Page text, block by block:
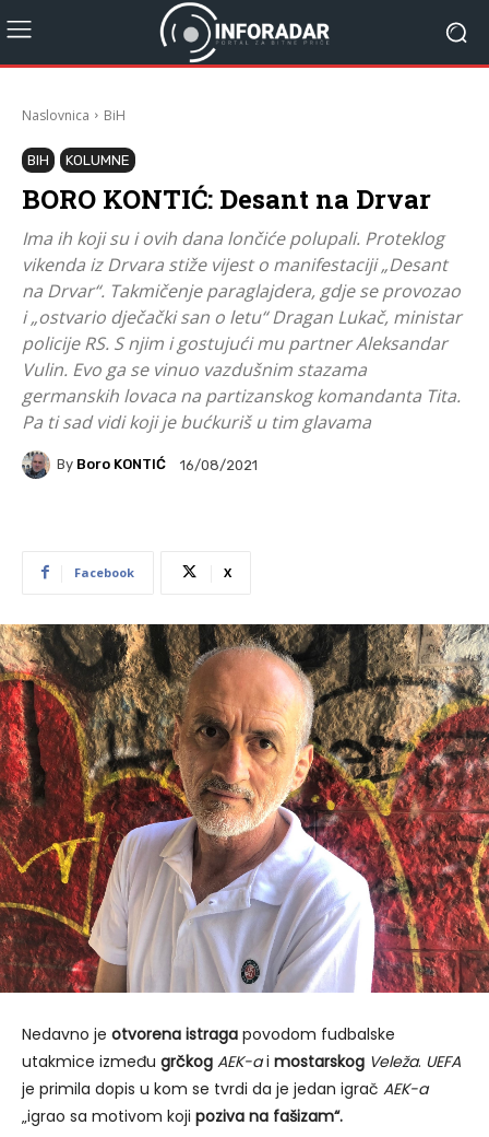
Naslovnica BiH
BIH KOLUMNE
BORO KONTIĆ: Desant na Drvar
Ima ih koji su i ovih dana lončiće polupali. Proteklog
vikenda iz Drvara stiže vijest o manifestaciji „Desant
na Drvar“. Takmičenje paraglajdera, gdje se provozao
i „ostvario dječački san o letu“ Dragan Lukač, ministar
policije RS. S njim i gostujući mu partner Aleksandar
Vulin. Evo ga se vinuo vazdušnim stazama
germanskih lovaca na partizanskog komandanta Tita.
Pa ti sad vidi koji je bućkuriš u tim glavama
By Boro KONTIĆ 16/08/2021
Facebook X
Nedavno je otvorena istraga povodom fudbalske
utakmice između grčkog AEK-ai mostarskog Veleža. UEFA
je primila dopis u kom se tvrdi da je jedan igrač AEK-a
„igrao sa motivom koji poziva na fašizam“.